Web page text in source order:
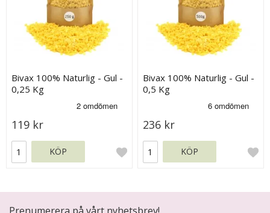
Bivax 100% Naturlig - Gul -
0,25 Kg
119 kr
KÖP
Bivax 100% Naturlig - Gul -
0,5 Kg
236 kr
KÖP
Prenumerera på vårt nyhetsbrev!